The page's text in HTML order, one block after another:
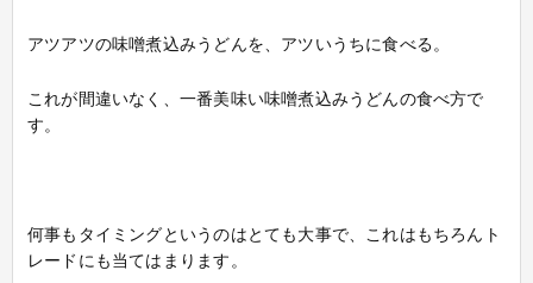
アツアツの味噌煮込みうどんを、アツいうちに食べる。
これが間違いなく、一番美味い味噌煮込みうどんの食べ方で
す。
何事もタイミングというのはとても大事で、これはもちろんト
レードにも当てはまります。